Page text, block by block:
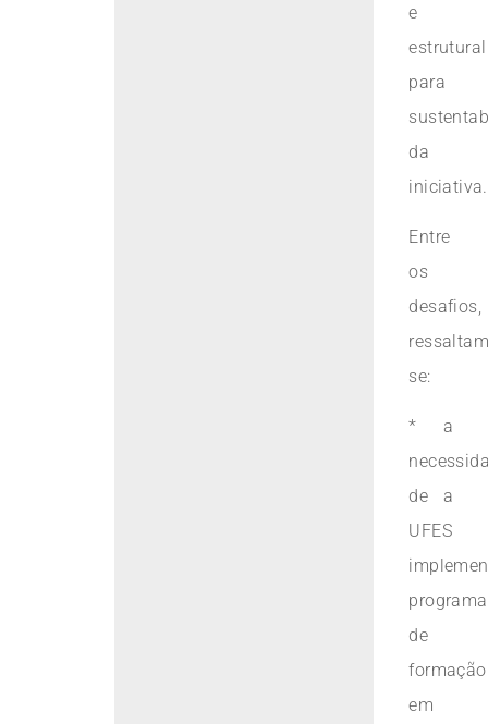
e
estrutural
para
da
iniciativa.
Entre
os
desafios,
se:
* a
de a
UFES
de
formação
em